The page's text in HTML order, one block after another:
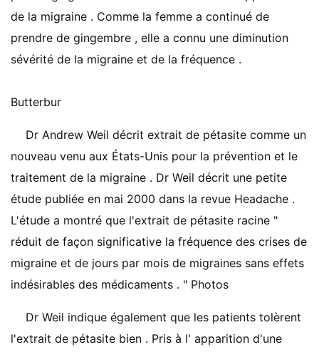
de la migraine . Comme la femme a continué de
prendre de gingembre , elle a connu une diminution
sévérité de la migraine et de la fréquence .
Butterbur
Dr Andrew Weil décrit extrait de pétasite comme un
nouveau venu aux États-Unis pour la prévention et le
traitement de la migraine . Dr Weil décrit une petite
étude publiée en mai 2000 dans la revue Headache .
L'étude a montré que l'extrait de pétasite racine "
réduit de façon significative la fréquence des crises de
migraine et de jours par mois de migraines sans effets
indésirables des médicaments . " Photos
Dr Weil indique également que les patients tolèrent
l'extrait de pétasite bien . Pris à l' apparition d'une